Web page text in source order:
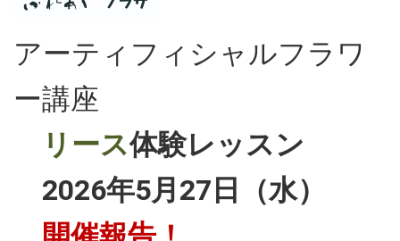
アーティフィシャルフラワ
ー講座
リース体験レッスン
2026年5月27日（水）